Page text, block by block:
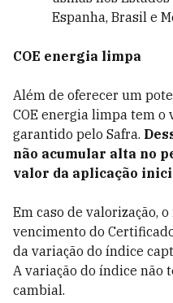
Espanha, Brasil e
COE energia limpa
Além de oferecer um
COE energia limpa tem
garantido pelo Safra.
não acumular alta no
valor da aplicação
Em caso de valorização,
vencimento do
da variação do índice
A variação do índice não
cambial.